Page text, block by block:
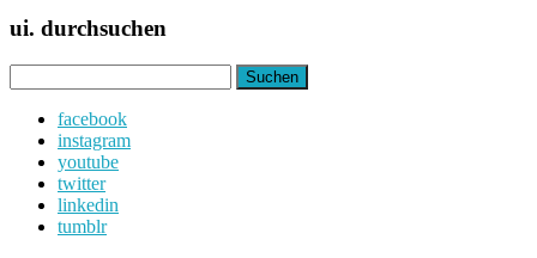
ui. durchsuchen
nach:
facebook
instagram
youtube
twitter
linkedin
tumblr